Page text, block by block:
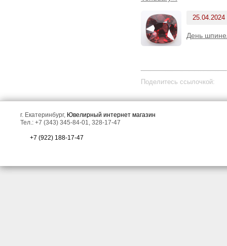
25.04.2024
День
Поделитесь ссылочкой:
г. Екатеринбург, Ювелирный интернет магазин
Тел.: +7 (343) 345-84-01, 328-17-47
+7 (922) 188-17-47